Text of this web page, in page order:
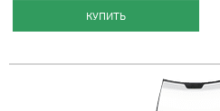
КУПИТЬ